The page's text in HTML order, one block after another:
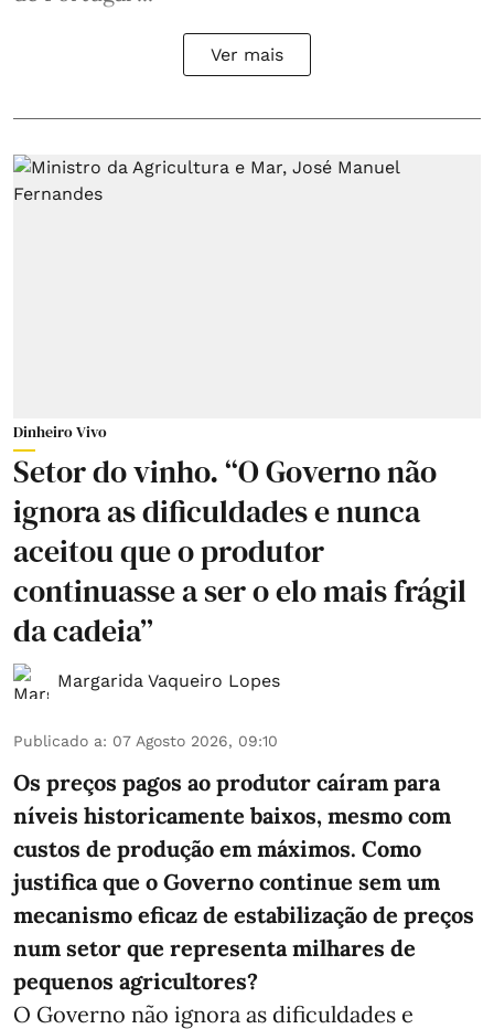
Ver mais
Dinheiro Vivo
Setor do vinho. “O Governo não
ignora as dificuldades e nunca
aceitou que o produtor
continuasse a ser o elo mais frágil
da cadeia”
Margarida Vaqueiro Lopes
Publicado a: 07 Agosto 2026, 09:10
Os preços pagos ao produtor caíram para
níveis historicamente baixos, mesmo com
custos de produção em máximos. Como
justifica que o Governo continue sem um
mecanismo eficaz de estabilização de preços
num setor que representa milhares de
pequenos agricultores?
O Governo não ignora as dificuldades e